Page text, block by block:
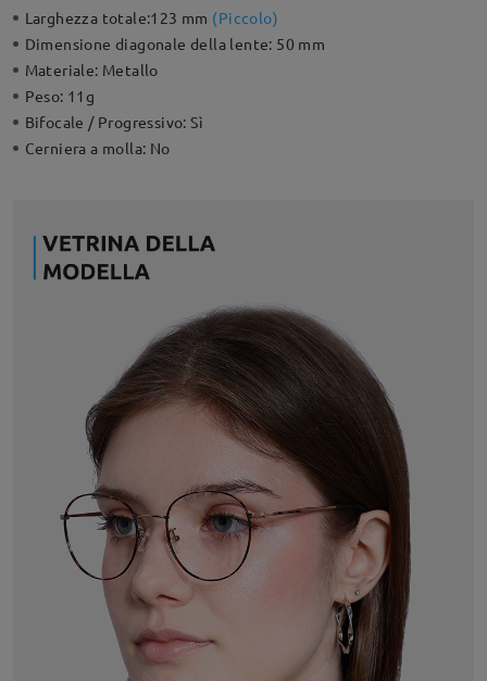
Larghezza totale:123 mm (Piccolo)
Dimensione diagonale della lente: 50 mm
Materiale: Metallo
Peso: 11g
Bifocale / Progressivo:Sì
Cerniera a molla: No